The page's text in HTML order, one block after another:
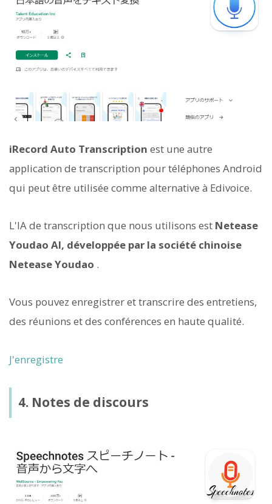
iRecord Auto Transcription est une autre
application de transcription pour téléphones Android
qui peut être utilisée comme alternative à Edivoice.
L'IA de transcription que nous utilisons est Netease
Youdao AI, développée par la société chinoise
Netease Youdao .
Vous pouvez enregistrer et transcrire des entretiens,
des réunions et des conférences en haute qualité.
J'enregistre
4. Notes de discours